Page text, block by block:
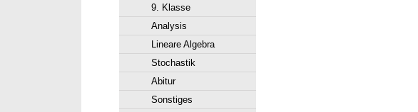
9. Klasse
Analysis
Lineare Algebra
Stochastik
Abitur
Sonstiges